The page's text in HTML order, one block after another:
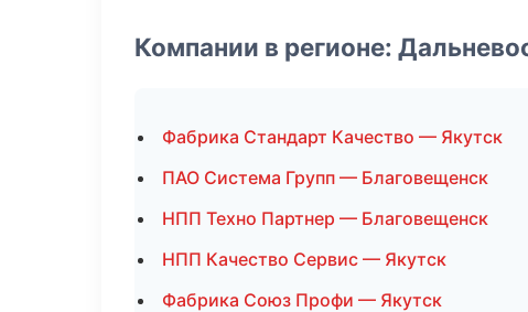
Компании в регионе:
Фабрика Стандарт Качество — Якутск
ПАО Система Групп — Благовещенск
НПП Техно Партнер — Благовещенск
НПП Качество Сервис — Якутск
Фабрика Союз Профи — Якутск